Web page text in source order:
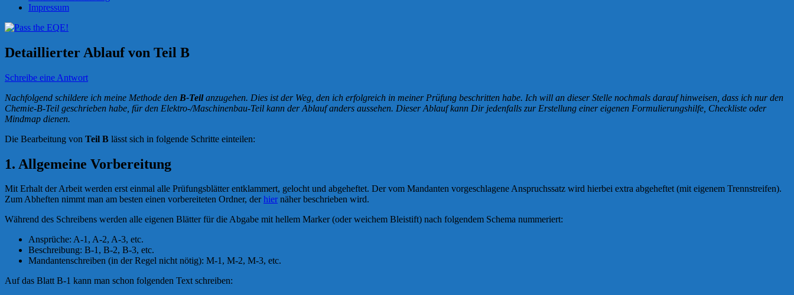
Impressum
Detaillierter Ablauf von Teil B
Schreibe eine Antwort
Nachfolgend schildere ich meine Methode den B-Teilanzugehen. Dies ist der Weg, den ich erfolgreich in meiner Prüfung beschritten habe. Ich will an dieser Stelle nochmals darauf hinweisen, dass ich nur den
Chemie-B-Teil geschrieben habe, für den Elektro-/Maschinenbau-Teil kann der Ablauf anders aussehen. Dieser Ablauf kann Dir jedenfalls zur Erstellung einer eigenen Formulierungshilfe, Checkliste oder
Mindmap dienen.
Die Bearbeitung von Teil B lässt sich in folgende Schritte einteilen:
1. Allgemeine Vorbereitung
Mit Erhalt der Arbeit werden erst einmal alle Prüfungsblätter entklammert, gelocht und abgeheftet. Der vom Mandanten vorgeschlagene Anspruchssatz wird hierbei extra abgeheftet (mit eigenem Trennstreifen).
Zum Abheften nimmt man am besten einen vorbereiteten Ordner, derhier näher beschrieben wird.
Während des Schreibens werden alle eigenen Blätter für die Abgabe mit hellem Marker (oder weichem Bleistift) nach folgendem Schema nummeriert:
Ansprüche: A-1, A-2, A-3, etc.
Beschreibung: B-1, B-2, B-3, etc.
Mandantenschreiben (in der Regel nicht nötig): M-1, M-2, M-3, etc.
Auf das Blatt B-1 kann man schon folgenden Text schreiben: